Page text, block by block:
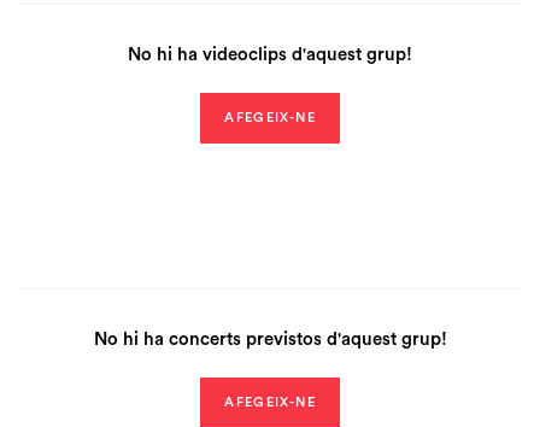
No hi ha videoclips d'aquest grup!
AFEGEIX-NE
No hi ha concerts previstos d'aquest grup!
AFEGEIX-NE